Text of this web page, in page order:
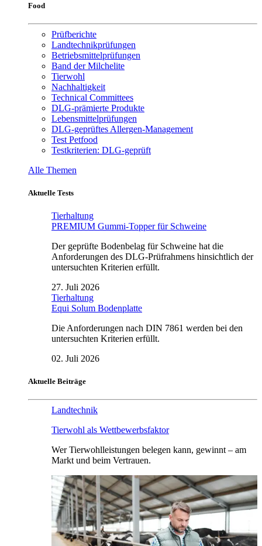
Food
Prüfberichte
Landtechnikprüfungen
Betriebsmittelprüfungen
Band der Milchelite
Tierwohl
Nachhaltigkeit
Technical Committees
DLG-prämierte Produkte
Lebensmittelprüfungen
DLG-geprüftes Allergen-Management
Test Petfood
Testkriterien: DLG-geprüft
Alle Themen
Aktuelle Tests
Tierhaltung
PREMIUM Gummi-Topper für Schweine
Der geprüfte Bodenbelag für Schweine hat die
Anforderungen des DLG-Prüfrahmens hinsichtlich der
untersuchten Kriterien erfüllt.
27. Juli 2026
Tierhaltung
Equi Solum Bodenplatte
Die Anforderungen nach DIN 7861 werden bei den
untersuchten Kriterien erfüllt.
02. Juli 2026
Aktuelle Beiträge
Landtechnik
Tierwohl als Wettbewerbsfaktor
Wer Tierwohlleistungen belegen kann, gewinnt – am
Markt und beim Vertrauen.